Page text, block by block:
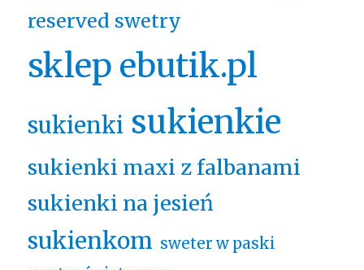
reserved swetry
sklep ebutik.pl
sukienki sukienkie
sukienki maxi z falbanami
sukienki na jesień
sukienkom sweter w paski